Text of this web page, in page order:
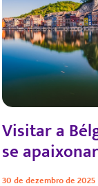
Visitar a
se apaixonar
30 de dezembro de 2025